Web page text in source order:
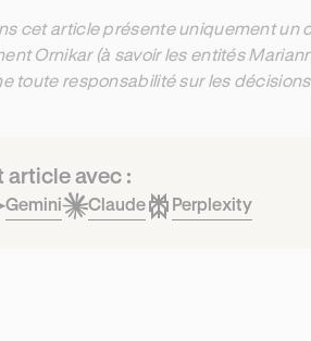
cet article présente uniquement un
Ornikar (à savoir les entités
toute responsabilité sur les
article avec :
Gemini Claude Perplexity